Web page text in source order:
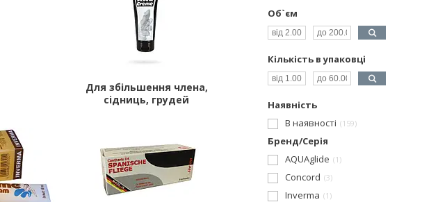
Для збільшення члена,
сідниць, грудей
Об`єм
Кількість в упаковці
Наявність
В наявності
159
Бренд/Серія
AQUAglide
1
Concord 3
Inverma 1